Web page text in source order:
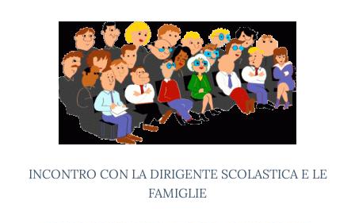
INCONTRO CON LA DIRIGENTE SCOLASTICA E LE
FAMIGLIE